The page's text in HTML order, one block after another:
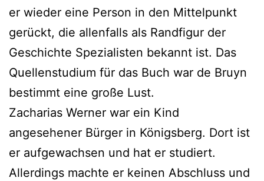
er wieder eine Person in den Mittelpunkt
gerückt, die allenfalls als Randfigur der
Geschichte Spezialisten bekannt ist. Das
Quellenstudium für das Buch war de Bruyn
bestimmt eine große Lust.
Zacharias Werner war ein Kind
angesehener Bürger in Königsberg. Dort ist
er aufgewachsen und hat er studiert.
Allerdings machte er keinen Abschluss und